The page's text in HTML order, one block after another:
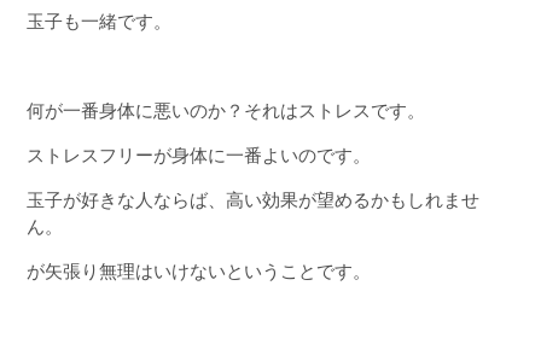
玉子も一緒です。
何が一番身体に悪いのか？それはストレスです。
ストレスフリーが身体に一番よいのです。
玉子が好きな人ならば、高い効果が望めるかもしれませ
ん。
が矢張り無理はいけないということです。